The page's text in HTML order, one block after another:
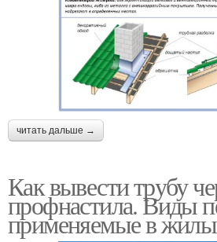
читать дальше →
Как вывести трубу
профнастила. Виды
применяемые в